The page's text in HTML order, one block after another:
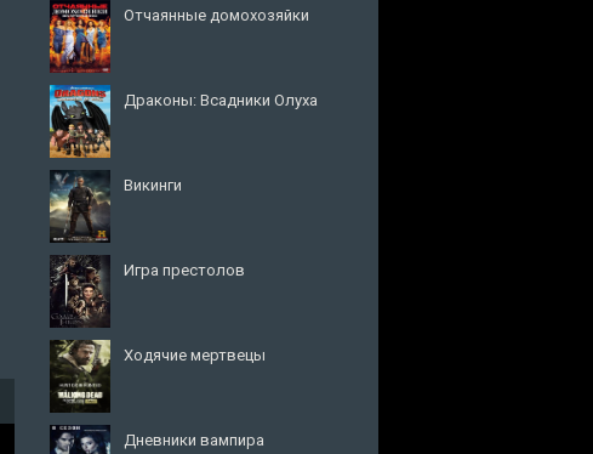
Отчаянные домохозяйки
Драконы: Всадники Олуха
Викинги
Игра престолов
Ходячие мертвецы
Дневники вампира